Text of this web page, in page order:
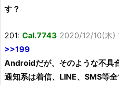
す？
201: Cal.7743 2020/12/10(木)
>>199
Androidだが、そのような不具
通知系は着信、LINE、SMS等